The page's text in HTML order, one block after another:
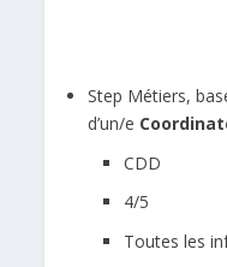
Step Métiers,
d’un/e
CDD
4/5
Toutes les